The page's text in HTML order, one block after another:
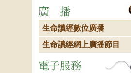
生命讀經數位廣播
生命讀經網上廣播節目